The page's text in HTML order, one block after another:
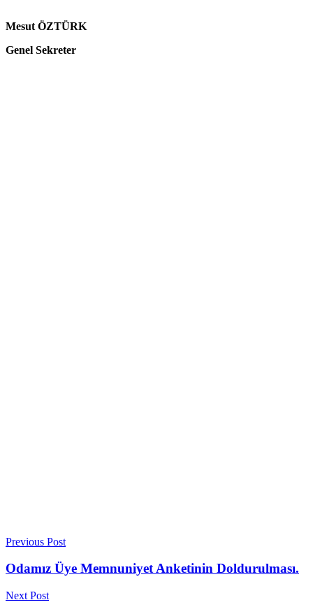
Mesut ÖZTÜRK
Genel Sekreter
Previous Post
Odamız Üye Memnuniyet Anketinin Doldurulması.
Next Post